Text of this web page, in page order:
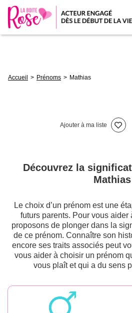
d'Ariane
Accueil Prénoms Mathias
Ajouter à ma liste
Découvrez la
Mathias
Le choix d’un prénom est une
futurs parents. Pour vous aider
proposons de plonger dans la
de ce prénom. Connaître son
encore ses traits associés peut
vous aider à choisir un prénom
vous plaît et qui a du sens